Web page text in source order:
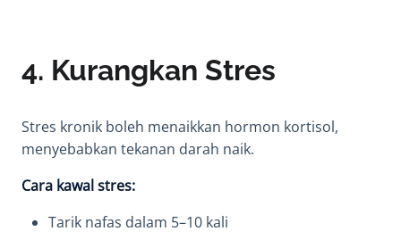
4. Kurangkan Stres
Stres kronik boleh menaikkan hormon kortisol,
menyebabkan tekanan darah naik.
Cara kawal stres:
Tarik nafas dalam 5–10 kali